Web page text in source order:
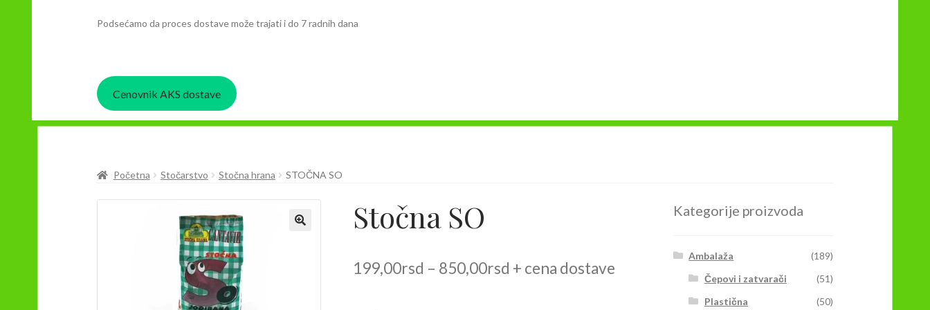
Podsećamo da proces dostave može trajati i do 7 radnih dana
Cenovnik AKS dostave
Početna Stočarstvo Stočna hrana STOČNA SO
Stočna SO
199,00rsd – 850,00rsd Raspon
+ cena dostave
Kategorije proizvoda
Ambalaža
(189)
Čepovi i zatvarači
(51)
Plastična
(50)